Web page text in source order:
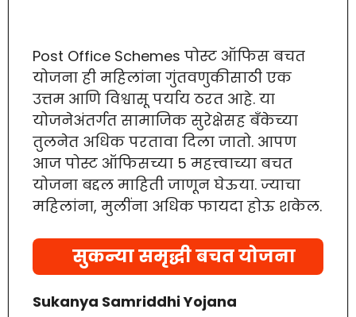
Post Office Schemes पोस्ट ऑफिस बचत
योजना ही महिलांना गुंतवणुकीसाठी एक
उत्तम आणि विश्वासू पर्याय ठरत आहे. या
योजनेअंतर्गत सामाजिक सुरेक्षेसह बँकेच्या
तुलनेत अधिक परतावा दिला जातो. आपण
आज पोस्ट ऑफिसच्या 5 महत्त्वाच्या बचत
योजना बद्दल माहिती जाणून घेऊया. ज्याचा
महिलांना, मुलींना अधिक फायदा होऊ शकेल.
सुकन्या समृद्धी बचत योजना
Sukanya Samriddhi Yojana